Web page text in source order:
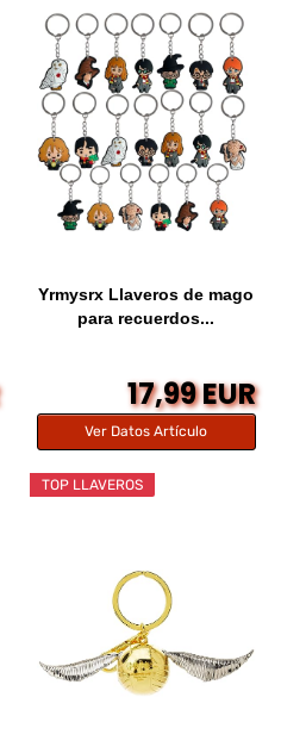
Yrmysrx Llaveros de mago
para recuerdos...
17,99 EUR
Ver Datos Artículo
TOP LLAVEROS